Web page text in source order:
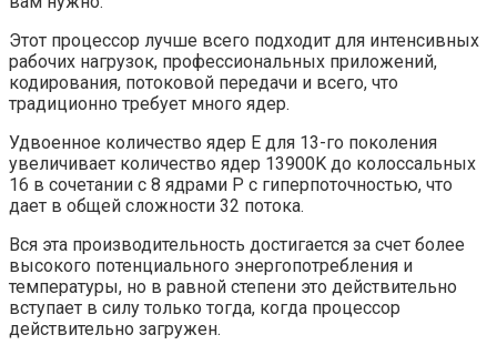
Этот процессор лучше всего подходит для интенсивных
рабочих нагрузок, профессиональных приложений,
кодирования, потоковой передачи и всего, что
традиционно требует много ядер.
Удвоенное количество ядер E для 13-го поколения
увеличивает количество ядер 13900K до колоссальных
16 в сочетании с 8 ядрами P с гиперпоточностью, что
дает в общей сложности 32 потока.
Вся эта производительность достигается за счет более
высокого потенциального энергопотребления и
температуры, но в равной степени это действительно
вступает в силу только тогда, когда процессор
действительно загружен.